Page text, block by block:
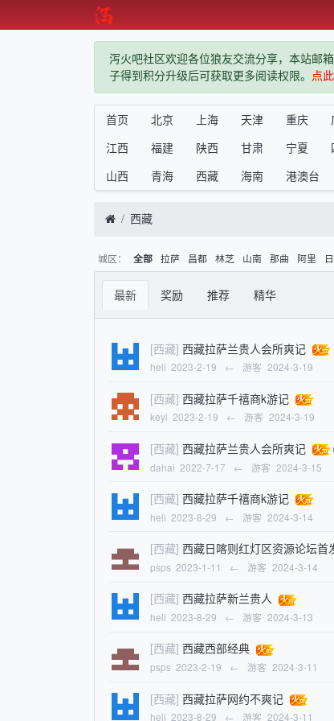
泻火吧社区欢迎各位狼友交流分享，本站邮
子得到积分升级后可获取更多阅读权限。 点
首页 北京 上海 天津 重庆
江西
福建 陕西 甘肃 宁夏
山西
青海 西藏 海南 港澳台
西藏
城区： 全部 拉萨 昌都 林芝 山南 那曲 阿里
最新 奖励 推荐 精华
[西藏] 西藏拉萨兰贵人会所爽记
heli 2023-2-19 ← 游客 2024-3-19
[西藏] 西藏拉萨千禧商k游记
keyi 2023-2-19 ← 游客 2024-3-19
[西藏] 西藏拉萨兰贵人会所爽记
dahai 2022-7-17 ← 游客 2024-3-15
[西藏] 西藏拉萨千禧商k游记
heli 2023-8-29 ← 游客 2024-3-14
[西藏] 西藏日喀则红灯区资源论坛首
psps 2023-1-11 ← 游客 2024-3-14
[西藏] 西藏拉萨新兰贵人
heli 2023-8-29 ← 游客 2024-3-13
[西藏] 西藏西部经典
psps 2023-2-19 ← 游客 2024-3-11
[西藏] 西藏拉萨网约不爽记
heli 2023-8-29 ← 游客 2024-3-11